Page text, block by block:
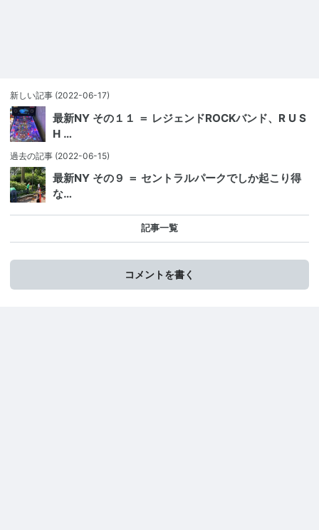
新しい記事 (2022-06-17)
最新NY その１１ ＝ レジェンドROCKバンド、R U S
H …
過去の記事 (2022-06-15)
最新NY その９ ＝ セントラルパークでしか起こり得
な…
記事一覧
コメントを書く